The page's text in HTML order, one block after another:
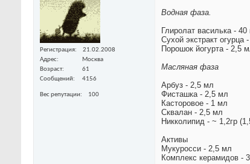
Регистрация
21.02.2008
Адрес
Москва
Возраст
61
Сообщений
4156
Вес репутации 100
Водная фаза.
Глиролат василька - 40
Сухой экстракт огурца
Порошок йогурта - 2,5
Масляная фаза
Арбуз - 2,5 мл
Фисташка - 2,5 мл
Касторовое - 1 мл
Сквалан - 2,5 мл
Никколипид - ~ 1,2гр
Активы
Мукуросси - 2,5 мл
Комплекс керамидов -